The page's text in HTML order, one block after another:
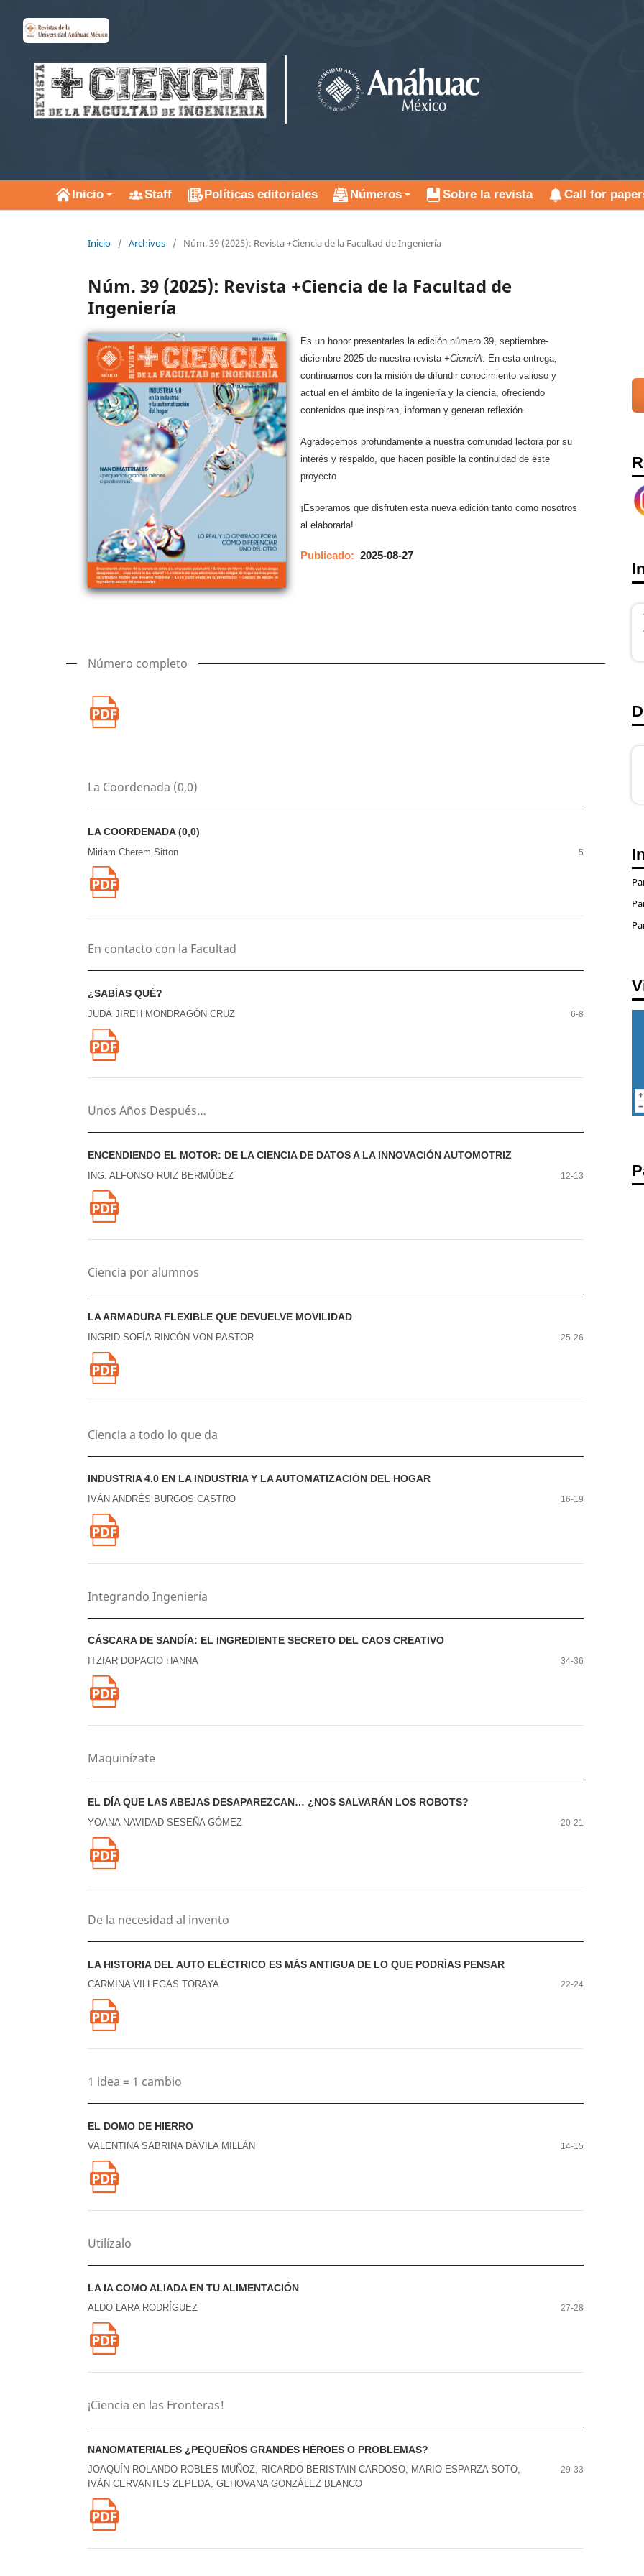
Inicio Staff Políticas editoriales Números Sobre la revista Call for
Inicio / Archivos / Núm. 39 (2025): Revista +Ciencia de la Facultad de Ingeniería
Núm. 39 (2025): Revista +Ciencia de la Facultad de
Ingeniería
Es un honor presentarles la edición número 39, septiembre-
diciembre 2025 de nuestra revista+CienciA. En esta entrega,
continuamos con la misión de difundir conocimiento valioso y
actual en el ámbito de la ingeniería y la ciencia, ofreciendo
contenidos que inspiran, informan y generan reflexión.
Agradecemos profundamente a nuestra comunidad lectora por su
interés y respaldo, que hacen posible la continuidad de este
proyecto.
¡Esperamos que disfruten esta nueva edición tanto como nosotros
al elaborarla!
Publicado: 2025-08-27
Número completo
La Coordenada (0,0)
LA COORDENADA (0,0)
Miriam Cherem Sitton 5
En contacto con la Facultad
¿SABÍAS QUÉ?
JUDÁ JIREH MONDRAGÓN CRUZ 6-8
Unos Años Después…
ENCENDIENDO EL MOTOR: DE LA CIENCIA DE DATOS A LA INNOVACIÓN AUTOMOTRIZ
ING. ALFONSO RUIZ BERMÚDEZ 12-13
Ciencia por alumnos
LA ARMADURA FLEXIBLE QUE DEVUELVE MOVILIDAD
INGRID SOFÍA RINCÓN VON PASTOR 25-26
Ciencia a todo lo que da
INDUSTRIA 4.0 EN LA INDUSTRIA Y LA AUTOMATIZACIÓN DEL HOGAR
IVÁN ANDRÉS BURGOS CASTRO 16-19
Integrando Ingeniería
CÁSCARA DE SANDÍA: EL INGREDIENTE SECRETO DEL CAOS CREATIVO
ITZIAR DOPACIO HANNA 34-36
Maquinízate
EL DÍA QUE LAS ABEJAS DESAPAREZCAN… ¿NOS SALVARÁN LOS ROBOTS?
YOANA NAVIDAD SESEÑA GÓMEZ 20-21
De la necesidad al invento
LA HISTORIA DEL AUTO ELÉCTRICO ES MÁS ANTIGUA DE LO QUE PODRÍAS PENSAR
CARMINA VILLEGAS TORAYA 22-24
1 idea = 1 cambio
EL DOMO DE HIERRO
VALENTINA SABRINA DÁVILA MILLÁN 14-15
Utilízalo
LA IA COMO ALIADA EN TU ALIMENTACIÓN
ALDO LARA RODRÍGUEZ 27-28
¡Ciencia en las Fronteras!
NANOMATERIALES ¿PEQUEÑOS GRANDES HÉROES O PROBLEMAS?
JOAQUÍN ROLANDO ROBLES MUÑOZ, RICARDO BERISTAIN CARDOSO, MARIO ESPARZA SOTO,
IVÁN CERVANTES ZEPEDA, GEHOVANA GONZÁLEZ BLANCO
29-33